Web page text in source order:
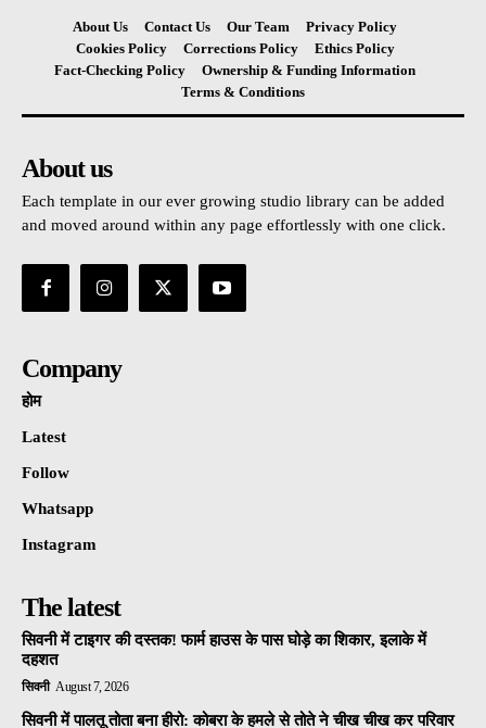
About Us Contact Us Our Team
Privacy Policy
Cookies Policy
Corrections Policy
Ethics Policy
Fact-Checking Policy
Ownership & Funding Information
Terms & Conditions
About us
Each template in our ever growing studio library can be added
and moved around within any page effortlessly with one click.
Company
होम
Latest
Follow
Whatsapp
Instagram
The latest
सिवनी में टाइगर की दस्तक! फार्म हाउस के पास घोड़े का शिकार, इलाके में
दहशत
सिवनी August 7, 2026
सिवनी में पालतू तोता बना हीरो: कोबरा के हमले से तोते ने चीख चीख कर परिवार